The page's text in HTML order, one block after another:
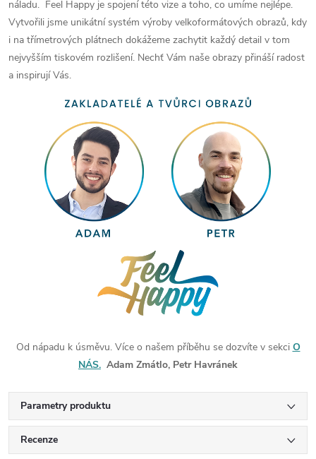
náladu. Feel Happy je spojení této vize a toho, co umíme nejlépe.
Vytvořili jsme unikátní systém výroby velkoformátových obrazů, kdy
i na třímetrových plátnech dokážeme zachytit každý detail v tom
nejvyšším tiskovém rozlišení. Nechť Vám naše obrazy přináší radost
a inspirují Vás.
Od nápadu k úsměvu. Více o našem příběhu se dozvíte v sekci O
NÁS. Adam Zmátlo, Petr Havránek
Parametry produktu
Recenze